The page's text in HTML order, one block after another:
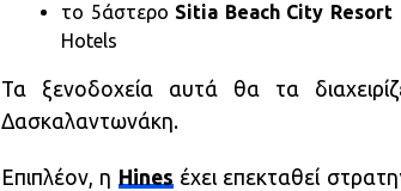
το 5άστερο Sitia Beach City Resort
Hotels
Τα ξενοδοχεία αυτά θα τα
Δασκαλαντωνάκη.
Επιπλέον, η Hines έχει επεκταθεί